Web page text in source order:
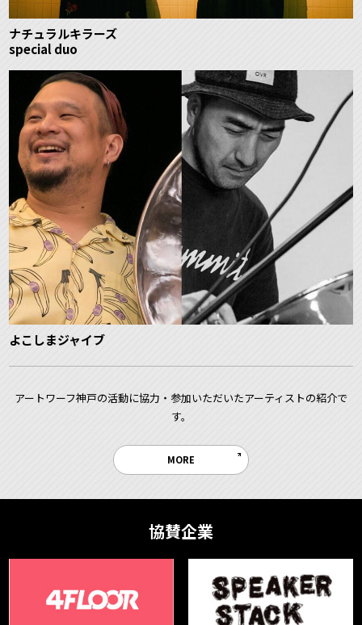
ナチュラルキラーズ
special duo
よこしまジャイブ
アートワーフ神戸の活動に協力・参加いただいたアーティストの紹介で
す。
MORE
協賛企業